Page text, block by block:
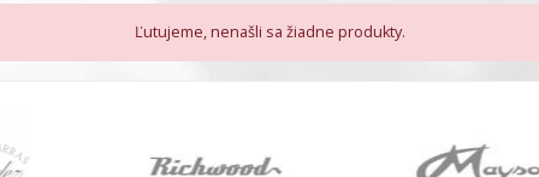
Ľutujeme, nenašli sa žiadne produkty.